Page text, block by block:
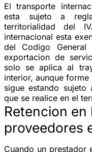
El transporte
esta sujeto a
territorialidad del
internacional esta
del Codigo
exportacion de
solo se aplica al
interior, aunque
sigue estando
que se realice en el
Retencion
proveedores
Cuando un prestador